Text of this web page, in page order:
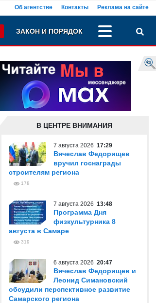
Об агентстве Контакты Реклама на сайте
ЗАКОН И ПОРЯДОК
В ЦЕНТРЕ ВНИМАНИЯ
7 августа 2026 17:29
Вячеслав Федорищев
вручил госнаграды
строителям региона
178
7 августа 2026 13:48
Программа Дня
физкультурника 8
августа в Самаре
319
6 августа 2026 20:47
Вячеслав Федорищев и
Леонид Симановский
обсудили перспективное развитие
Самарского региона